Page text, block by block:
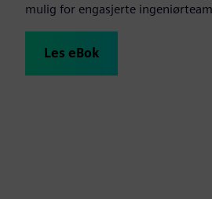
mulig for engasjerte
Les eBok